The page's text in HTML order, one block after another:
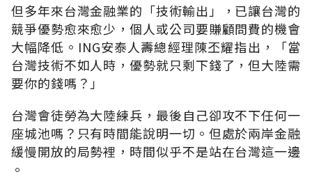
但多年來台灣金融業的「技術輸出」，已讓台灣的
競爭優勢愈來愈少，個人或公司要賺顧問費的機會
大幅降低。ING安泰人壽總經理陳丕耀指出，「當
台灣技術不如人時，優勢就只剩下錢了，但大陸需
要你的錢嗎？」
台灣會徒勞為大陸練兵，最後自己卻攻不下任何一
座城池嗎？只有時間能說明一切。但處於兩岸金融
緩慢開放的局勢裡，時間似乎不是站在台灣這一邊
。